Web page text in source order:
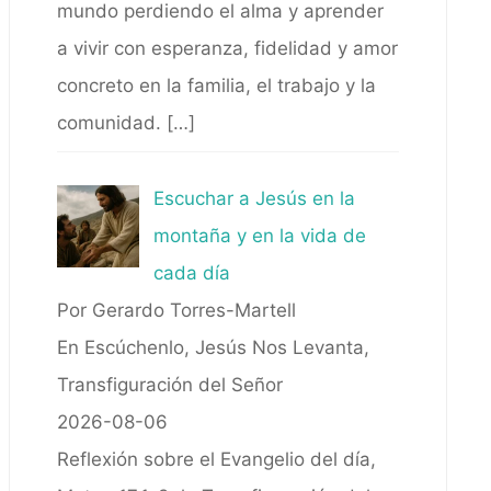
mundo perdiendo el alma y aprender
a vivir con esperanza, fidelidad y amor
concreto en la familia, el trabajo y la
comunidad. […]
Escuchar a Jesús en la
montaña y en la vida de
cada día
Por Gerardo Torres-Martell
En Escúchenlo, Jesús Nos Levanta,
Transfiguración del Señor
2026-08-06
Reflexión sobre el Evangelio del día,